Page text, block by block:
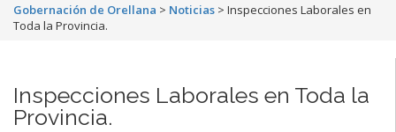
Gobernación de Orellana > Noticias > Inspecciones Laborales en
Toda la Provincia.
Inspecciones Laborales en Toda la
Provincia.